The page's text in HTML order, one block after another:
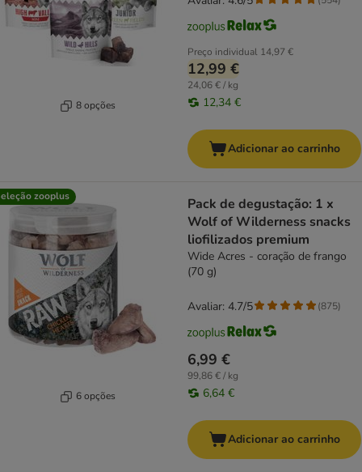
8 opções
Preço individual 14,97 €
12,99 €
24,06 € / kg
12,34 €
Adicionar ao carrinho
zooplus
6 opções
Pack de degustação: 1 x
Wolf of Wilderness snacks
liofilizados premium
Wide Acres - coração de frango
(70 g)
6,99 €
99,86 € / kg
6,64 €
Avaliar: 4.7/5 (875)
Adicionar ao carrinho